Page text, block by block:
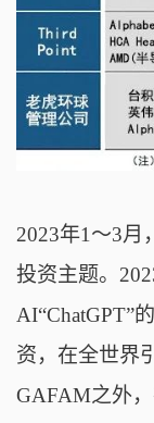
2023年1～3月
投资主题。
AI“ChatGPT”
资，在全世界
GAFAM之外